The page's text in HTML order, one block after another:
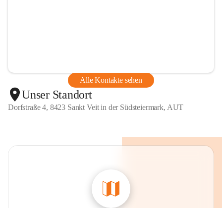
Alle Kontakte sehen
Unser Standort
Dorfstraße 4, 8423 Sankt Veit in der Südsteiermark, AUT